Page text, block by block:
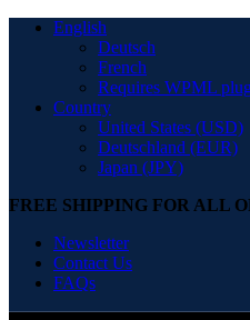
English
Deutsch
French
Requires WPML
Country
United States (USD)
Deutschland (EUR)
Japan (JPY)
FREE SHIPPING FOR ALL
Newsletter
Contact Us
FAQs